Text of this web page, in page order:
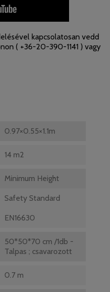
kapcsolatosan vedd
( +36-20-390-1141 ) vagy
0.97×0.55×1.1m
14 m2
Minimum Height
Safety Standard
EN16630
50*50*70 cm /1db -
Talpas ; csavarozott
0.7 m